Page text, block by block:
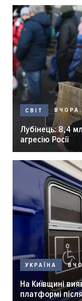
СВІТ
Лубінець: 8,4
агресію Росії
УКРАЇНА
На Київщині
платформі